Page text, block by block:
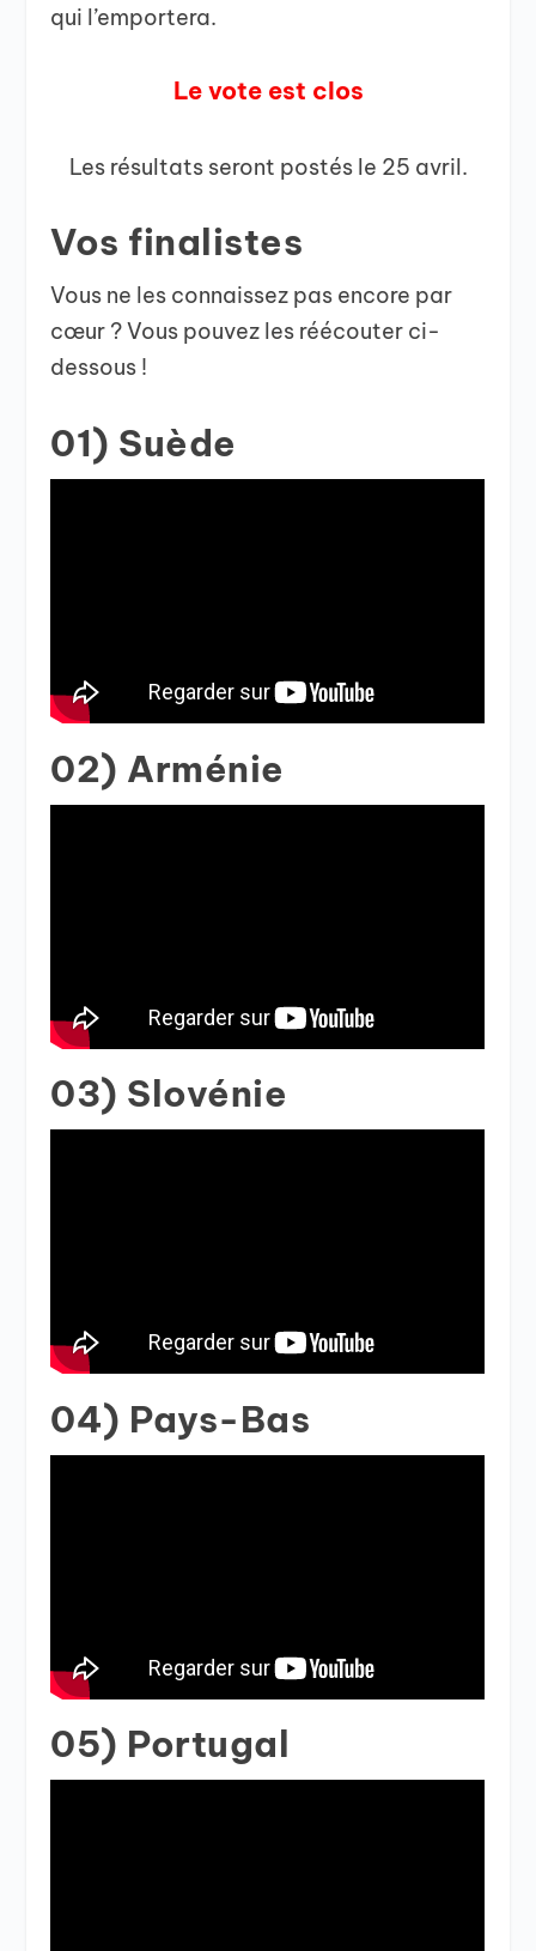
qui l’emportera.
Le vote est clos
Les résultats seront postés le 25 avril.
Vos finalistes
Vous ne les connaissez pas encore par
cœur ? Vous pouvez les réécouter ci-
dessous !
01) Suède
02) Arménie
03) Slovénie
04) Pays-Bas
05) Portugal